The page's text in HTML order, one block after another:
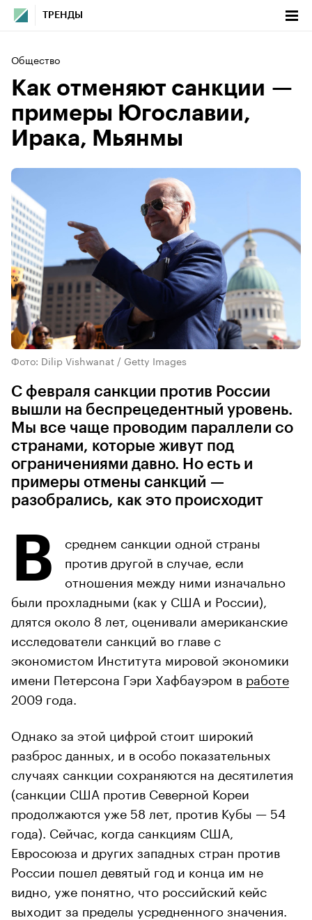
ТРЕНДЫ
Общество
Как отменяют санкции —
примеры Югославии,
Ирака, Мьянмы
Фото: Dilip Vishwanat / Getty Images
С февраля санкции против России
вышли на беспрецедентный уровень.
Мы все чаще проводим параллели со
странами, которые живут под
ограничениями давно. Но есть и
примеры отмены санкций —
разобрались, как это происходит
В
среднем санкции одной страны
против другой в случае, если
отношения между ними изначально
были прохладными (как у США и России),
длятся около 8 лет, оценивали американские
исследователи санкций во главе с
экономистом Института мировой экономики
имени Петерсона Гэри Хафбауэром в работе
2009 года.
Однако за этой цифрой стоит широкий
разброс данных, и в особо показательных
случаях санкции сохраняются на десятилетия
(санкции США против Северной Кореи
продолжаются уже 58 лет, против Кубы — 54
года). Сейчас, когда санкциям США,
Евросоюза и других западных стран против
России пошел девятый год и конца им не
видно, уже понятно, что российский кейс
выходит за пределы усредненного значения.